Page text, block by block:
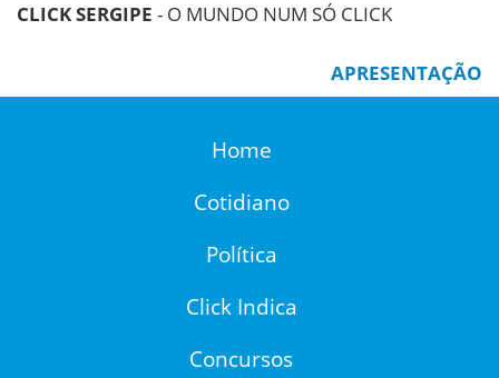
CLICK SERGIPE - O MUNDO NUM SÓ CLICK
APRESENTAÇÃO
Home
Cotidiano
Política
Click Indica
Concursos